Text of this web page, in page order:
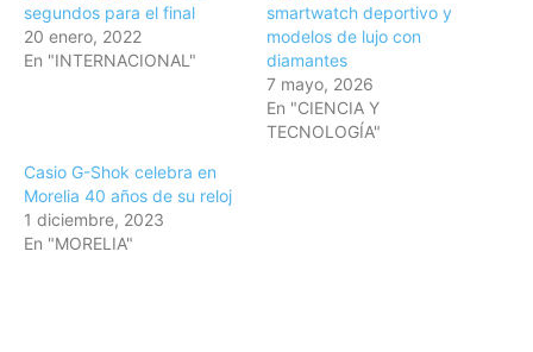
segundos para el final
20 enero, 2022
En "INTERNACIONAL"
smartwatch deportivo y
modelos de lujo con
diamantes
7 mayo, 2026
En "CIENCIA Y
TECNOLOGÍA"
Casio G-Shok celebra en
Morelia 40 años de su reloj
1 diciembre, 2023
En "MORELIA"